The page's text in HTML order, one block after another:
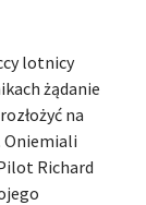
lotnicy
żądanie
na
Oniemiali
Richard